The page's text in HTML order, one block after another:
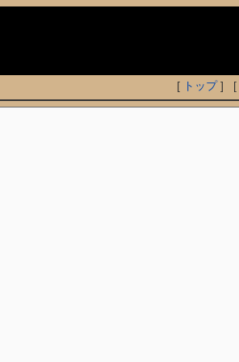
[ トップ] [